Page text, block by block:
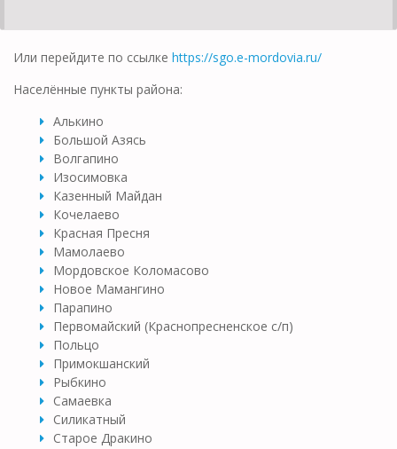
Или перейдите по ссылке https://sgo.e-mordovia.ru/
Населённые пункты района:
Алькино
Большой Азясь
Волгапино
Изосимовка
Казенный Майдан
Кочелаево
Красная Пресня
Мамолаево
Мордовское Коломасово
Новое Мамангино
Парапино
Первомайский (Краснопресненское с/п)
Польцо
Примокшанский
Рыбкино
Самаевка
Силикатный
Старое Дракино